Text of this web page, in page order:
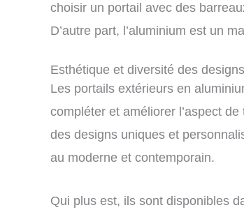
choisir un portail avec des
D’autre part, l’aluminium est un
Esthétique et diversité des designs
Les portails extérieurs en
compléter et améliorer l’aspect
des designs uniques et
au moderne et contemporain.
Qui plus est, ils sont disponibles